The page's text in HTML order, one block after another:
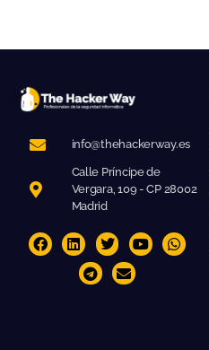
info@thehackerway.es
Calle Príncipe de
Vergara, 109 - CP 28002
Madrid